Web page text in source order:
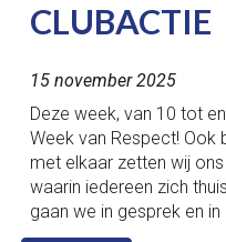
CLUBACTIE
15 november 2025
Deze week, van 10 tot
Week van Respect! Ook
met elkaar zetten wij
waarin iedereen zich
gaan we in gesprek en in